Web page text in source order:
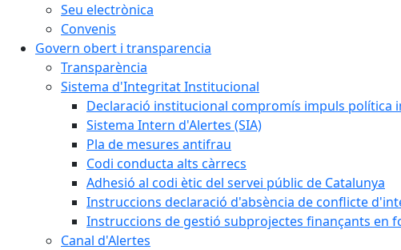
Seu electrònica
Convenis
Govern obert i transparencia
Transparència
Sistema d'Integritat Institucional
Declaració institucional compromís impuls
Sistema Intern d'Alertes (SIA)
Pla de mesures antifrau
Codi conducta alts càrrecs
Adhesió al codi ètic del servei públic de Catalunya
Instruccions declaració d'absència de conflicte
Instruccions de gestió subprojectes finançants en
Canal d'Alertes